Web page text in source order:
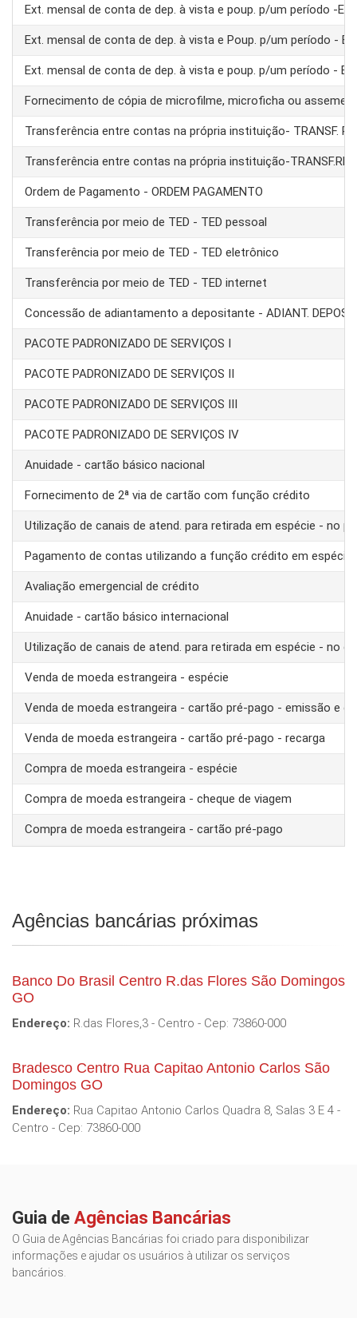
Ext. mensal de conta de dep. à vista e poup. p/um período -
Ext. mensal de conta de dep. à vista e Poup. p/um período -
Ext. mensal de conta de dep. à vista e poup. p/um período -
Fornecimento de cópia de microfilme, microficha ou
Transferência entre contas na própria instituição- TRANSF.
Transferência entre contas na própria instituição-
Ordem de Pagamento - ORDEM PAGAMENTO
Transferência por meio de TED - TED pessoal
Transferência por meio de TED - TED eletrônico
Transferência por meio de TED - TED internet
Concessão de adiantamento a depositante - ADIANT.
PACOTE PADRONIZADO DE SERVIÇOS I
PACOTE PADRONIZADO DE SERVIÇOS II
PACOTE PADRONIZADO DE SERVIÇOS III
PACOTE PADRONIZADO DE SERVIÇOS IV
Anuidade - cartão básico nacional
Fornecimento de 2ª via de cartão com função crédito
Utilização de canais de atend. para retirada em espécie - no
Pagamento de contas utilizando a função crédito em espécie
Avaliação emergencial de crédito
Anuidade - cartão básico internacional
Utilização de canais de atend. para retirada em espécie - no
Venda de moeda estrangeira - espécie
Venda de moeda estrangeira - cartão pré-pago - emissão e
Venda de moeda estrangeira - cartão pré-pago - recarga
Compra de moeda estrangeira - espécie
Compra de moeda estrangeira - cheque de viagem
Compra de moeda estrangeira - cartão pré-pago
Agências bancárias próximas
Banco Do Brasil Centro R.das Flores São Domingos
GO
Endereço: R.das Flores,3 - Centro - Cep: 73860-000
Bradesco Centro Rua Capitao Antonio Carlos São
Domingos GO
Endereço: Rua Capitao Antonio Carlos Quadra 8, Salas 3 E 4 -
Centro - Cep: 73860-000
Guia de Agências Bancárias
O Guia de Agências Bancárias foi criado para disponibilizar
informações e ajudar os usuários à utilizar os serviços
bancários.